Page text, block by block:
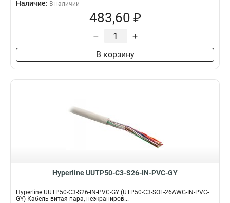
Наличие: В наличии
483,60 ₽
– +
В корзину
Hyperline UUTP50-C3-S26-IN-PVC-GY
Hyperline UUTP50-C3-S26-IN-PVC-GY (UTP50-C3-SOL-26AWG-IN-PVC-
GY) Кабель витая пара, неэкраниров...